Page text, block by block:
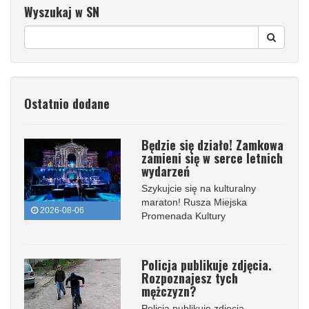
Wyszukaj w SN
Ostatnio dodane
2026-08-06
Będzie się działo! Zamkowa
zamieni się w serce letnich
wydarzeń
Szykujcie się na kulturalny
maraton! Rusza Miejska
Promenada Kultury
Policja publikuje zdjęcia.
Rozpoznajesz tych
mężczyzn?